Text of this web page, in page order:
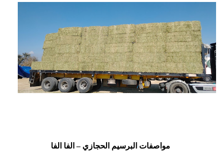
مواصفات البرسيم الحجازي – الفا الفا